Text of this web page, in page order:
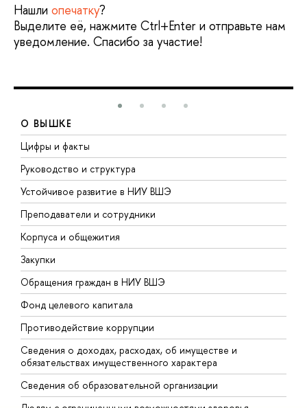
Нашли опечатку?
Выделите её, нажмите Ctrl+Enter и отправьте нам
уведомление. Спасибо за участие!
О ВЫШКЕ
Цифры и факты
Руководство и структура
Устойчивое развитие в НИУ ВШЭ
Преподаватели и сотрудники
Корпуса и общежития
Закупки
Обращения граждан в НИУ ВШЭ
Фонд целевого капитала
Противодействие коррупции
Сведения о доходах, расходах, об имуществе и
обязательствах имущественного характера
Сведения об образовательной организации